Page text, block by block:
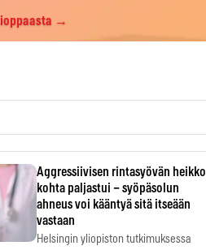
→
Aggressiivisen rintasyövän heikko
kohta paljastui – syöpäsolun
ahneus voi kääntyä sitä itseään
vastaan
Helsingin yliopiston tutkimuksessa